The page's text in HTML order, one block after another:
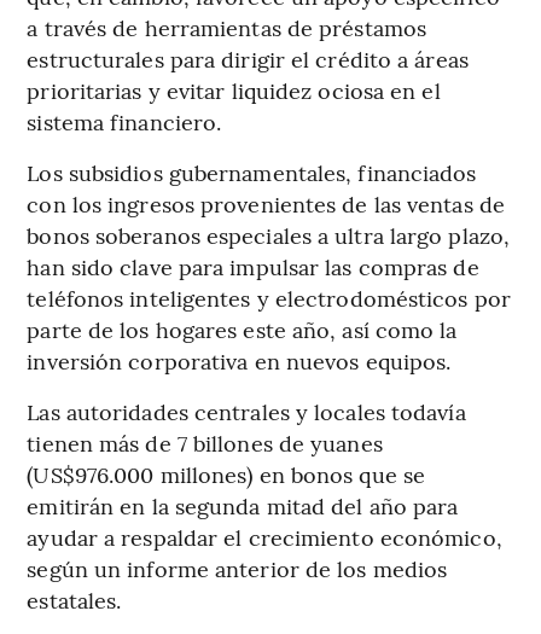
a través de herramientas de préstamos
estructurales para dirigir el crédito a áreas
prioritarias y evitar liquidez ociosa en el
sistema financiero.
Los subsidios gubernamentales, financiados
con los ingresos provenientes de las ventas de
bonos soberanos especiales a ultra largo plazo,
han sido clave para impulsar las compras de
teléfonos inteligentes y electrodomésticos por
parte de los hogares este año, así como la
inversión corporativa en nuevos equipos.
Las autoridades centrales y locales todavía
tienen más de 7 billones de yuanes
(US$976.000 millones) en bonos que se
emitirán en la segunda mitad del año para
ayudar a respaldar el crecimiento económico,
según un informe anterior de los medios
estatales.